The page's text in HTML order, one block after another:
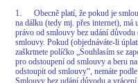
1. Obecně platí, že pokud je
na dálku (tedy mj. přes internet),
právo od smlouvy bez udání
smlouvy. Pokud (objednáváte-li
zaškrtnete políčko „Souhlasím se
pro odstoupení od smlouvy a beru
odstoupit od smlouvy“, nemáte
Smlouvy bez udání důvodu a vrácení